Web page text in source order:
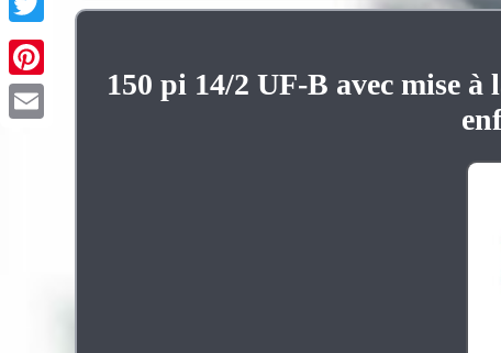
Pinterest
150 pi 14/2 UF-B avec mise